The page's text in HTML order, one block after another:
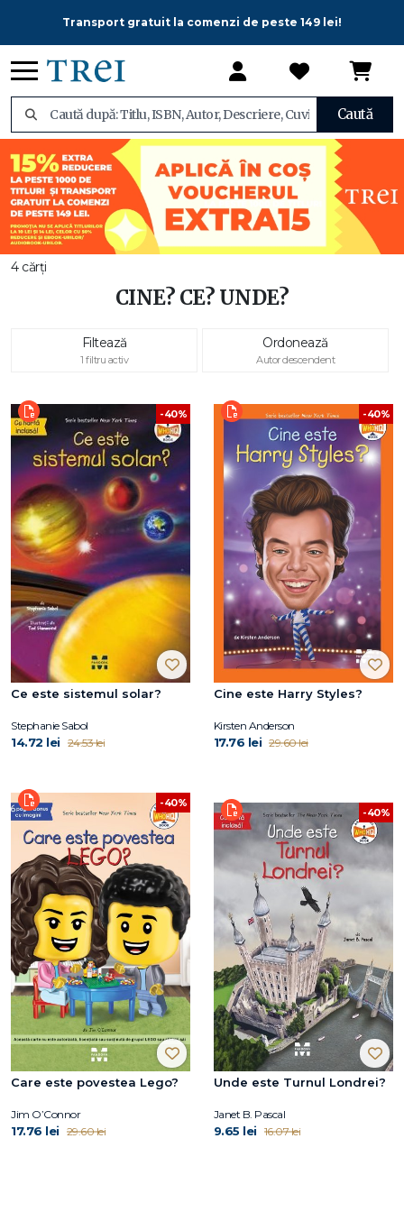
Transport gratuit la comenzi de peste 149 lei!
Caută
4 cărți
CINE? CE? UNDE?
Filtează
1 filtru activ
Ordonează
Autor descendent
-40%
Ce este sistemul solar?
Stephanie Sabol
14.72 lei 24.53 lei
-40%
Cine este Harry Styles?
Kirsten Anderson
17.76 lei 29.60 lei
-40%
Care este povestea Lego?
Jim O’Connor
17.76 lei 29.60 lei
-40%
Unde este Turnul Londrei?
Janet B. Pascal
9.65 lei 16.07 lei